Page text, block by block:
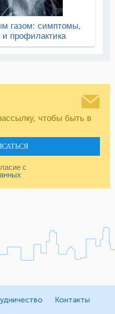
газом: симптомы,
профилактика
чтобы быть в
с
Контакты